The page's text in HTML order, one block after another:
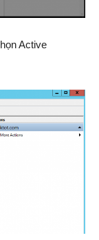
Active